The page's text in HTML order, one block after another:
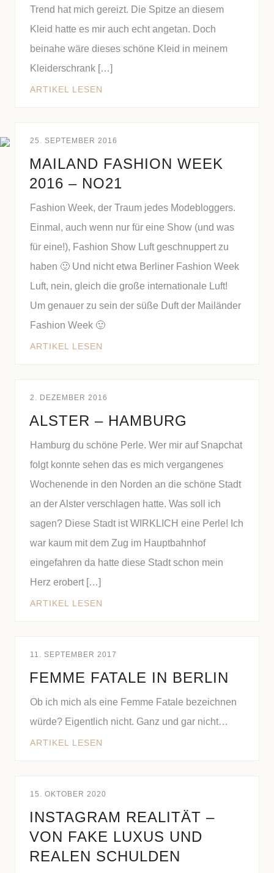
Trend hat mich gereizt. Die Spitze an diesem
Kleid hatte es mir auch echt angetan. Doch
beinahe wäre dieses schöne Kleid in meinem
Kleiderschrank […]
ARTIKEL LESEN
25. SEPTEMBER 2016
MAILAND FASHION WEEK
2016 – NO21
Fashion Week, der Traum jedes Modebloggers.
Einmal, auch wenn nur für eine Show (und was
für eine!), Fashion Show Luft geschnuppert zu
haben 🙂 Und nicht etwa Berliner Fashion Week
Luft, nein, gleich die große internationale Luft!
Um genauer zu sein der süße Duft der Mailänder
Fashion Week 🙂
ARTIKEL LESEN
2. DEZEMBER 2016
ALSTER – HAMBURG
Hamburg du schöne Perle. Wer mir auf Snapchat
folgt konnte sehen das es mich vergangenes
Wochenende in den Norden an die schöne Stadt
an der Alster verschlagen hatte. Was soll ich
sagen? Diese Stadt ist WIRKLICH eine Perle! Ich
war kaum mit dem Zug im Hauptbahnhof
eingefahren da hatte diese Stadt schon mein
Herz erobert […]
ARTIKEL LESEN
11. SEPTEMBER 2017
FEMME FATALE IN BERLIN
Ob ich mich als eine Femme Fatale bezeichnen
würde? Eigentlich nicht. Ganz und gar nicht…
ARTIKEL LESEN
15. OKTOBER 2020
INSTAGRAM REALITÄT –
VON FAKE LUXUS UND
REALEN SCHULDEN